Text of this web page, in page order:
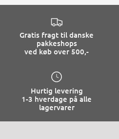
Gratis fragt til danske
pakkeshops
ved køb over 500,-
Hurtig levering
1-3 hverdage på alle
lagervarer